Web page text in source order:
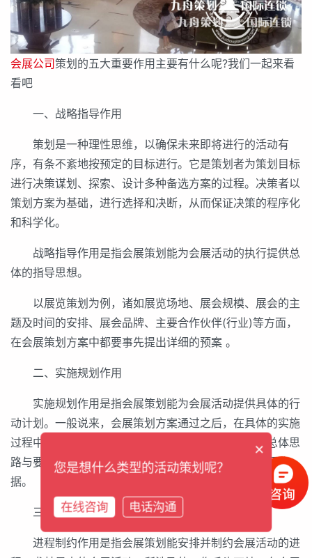
会展公司策划的五大重要作用主要有什么呢?我们一起来看
看吧
一、战略指导作用
策划是一种理性思维，以确保未来即将进行的活动有
序，有条不紊地按预定的目标进行。它是策划者为策划目标
进行决策谋划、探索、设计多种备选方案的过程。决策者以
策划方案为基础，进行选择和决断，从而保证决策的程序化
和科学化。
战略指导作用是指会展策划能为会展活动的执行提供总
体的指导思想。
以展览策划为例，诸如展览场地、展会规模、展会的主
题及时间的安排、展会品牌、主要合作伙伴(行业)等方面，
在会展策划方案中都要事先提出详细的预案 。
二、实施规划作用
实施规划作用是指会展策划能为会展活动提供具体的行
动计划。一般说来，会展策划方案通过之后，在具体的实施
过程中可以根据情况作适当调整，但会展活动运行的总体思
路与要求是不会改变的，策划案是会展活动实施的主要依
据。
三、进程制约作用
进程制约作用是指会展策划能安排并制约会展活动的进
×
您是想什么类型的活动策划呢？
在线咨询 电话沟通